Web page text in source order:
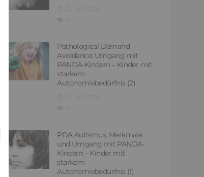
Pathological Demand
Avoidance: Umgang mit
PANDA-Kindern – Kinder mit
starkem
Autonomiebedürfnis (2)
PDA Autismus: Merkmale
und Umgang mit PANDA-
Kindern – Kinder mit
starkem
Autonomiebedürfnis (1)